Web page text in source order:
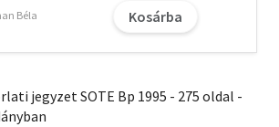
Béla Kosárba
jegyzet SOTE Bp 1995 - 275 oldal -